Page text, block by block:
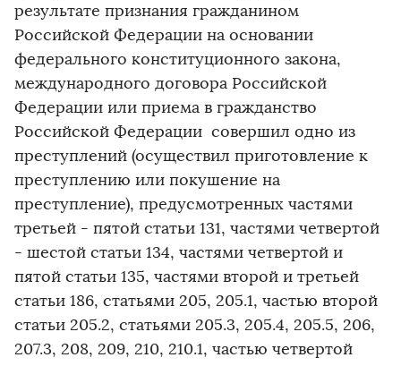
результате признания гражданином
Российской Федерации на основании
федерального конституционного закона,
международного договора Российской
Федерации или приема в гражданство
Российской Федерации совершил одно из
преступлений (осуществил приготовление к
преступлению или покушение на
преступление), предусмотренных частями
третьей - пятой статьи 131, частями четвертой
- шестой статьи 134, частями четвертой и
пятой статьи 135, частями второй и третьей
статьи 186, статьями 205, 205.1, частью второй
статьи 205.2, статьями 205.3, 205.4, 205.5, 206,
207.3, 208, 209, 210, 210.1, частью четвертой